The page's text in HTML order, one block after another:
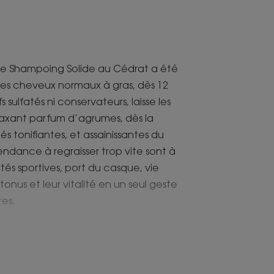
Shampoing Solide au Cédrat a été
cheveux normaux à gras, dès 12
ni conservateurs, laisse les
parfum d’agrumes, dès la
tonifiantes, et assainissantes du
à regraisser trop vite sont à
sportives, port du casque, vie
et leur vitalité en un seul geste